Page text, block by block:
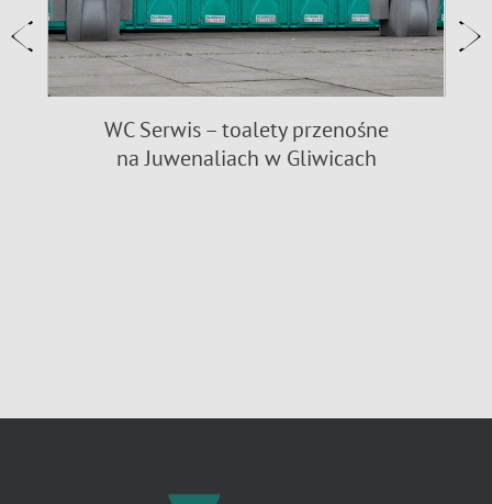
WC Serwis – toalety przenośne
na Juwenaliach w Gliwicach